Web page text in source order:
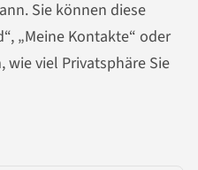
Sie können diese
„Meine Kontakte“ oder
wie viel Privatsphäre Sie